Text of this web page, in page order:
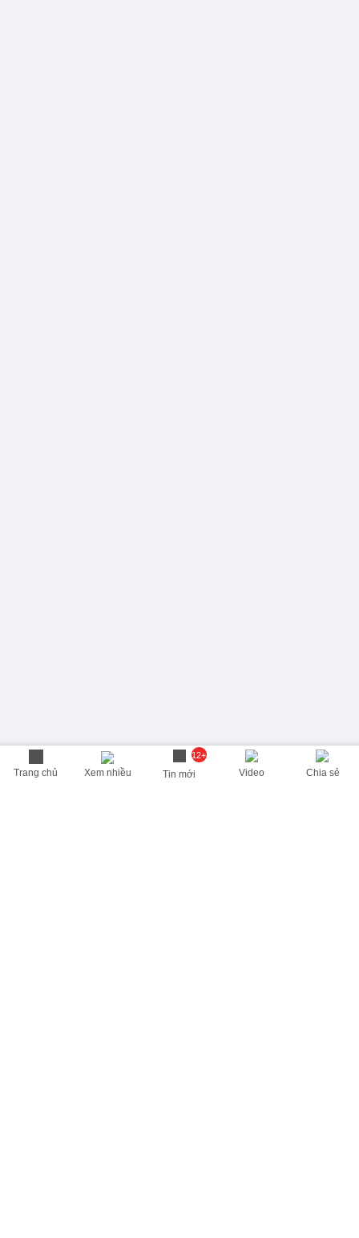
Trang chủ Xem nhiều
12+
Tin mới Video Chia sẻ